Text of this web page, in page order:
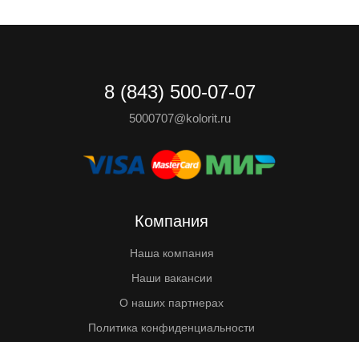
8 (843) 500-07-07
5000707@kolorit.ru
Компания
Наша компания
Наши вакансии
О наших партнерах
Политика конфиденциальности